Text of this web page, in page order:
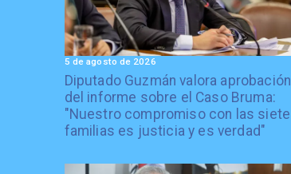
Diputado Guzmán valora aprobación
del informe sobre el Caso Bruma:
"Nuestro compromiso con las siete
familias es justicia y es verdad"
5 de agosto de 2026